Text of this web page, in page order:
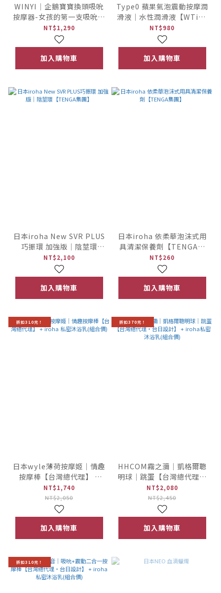
WINYI｜企鵝寶寶換頭吸吮
按摩器-女孩的第一支吸吮器
【WTide女浪潮】
NT$1,290
加入購物車
Type0 蘋果氣泡震動按摩潤
滑液｜水性潤滑液【WTide
女浪潮】
NT$980
加入購物車
日本iroha New SVR PLUS
巧振環 加強版｜陰莖環
【TENGA集團】
NT$2,100
加入購物車
日本iroha 依柔華泡沫式用
具清潔保養劑【TENGA集
團】
NT$260
加入購物車
折扣310元！
日本wyle薄荷按摩姬｜情趣
按摩棒【台灣總代理】 +
iroha 私密沐浴乳(組合價)
NT$1,740
NT$2,050
加入購物車
折扣370元！
HHCOM霧之瀰｜凱格爾聰
明球｜跳蛋【台灣總代理・
台日設計】 + iroha私密沐
浴乳(組合價)
NT$2,080
NT$2,450
加入購物車
折扣310元！